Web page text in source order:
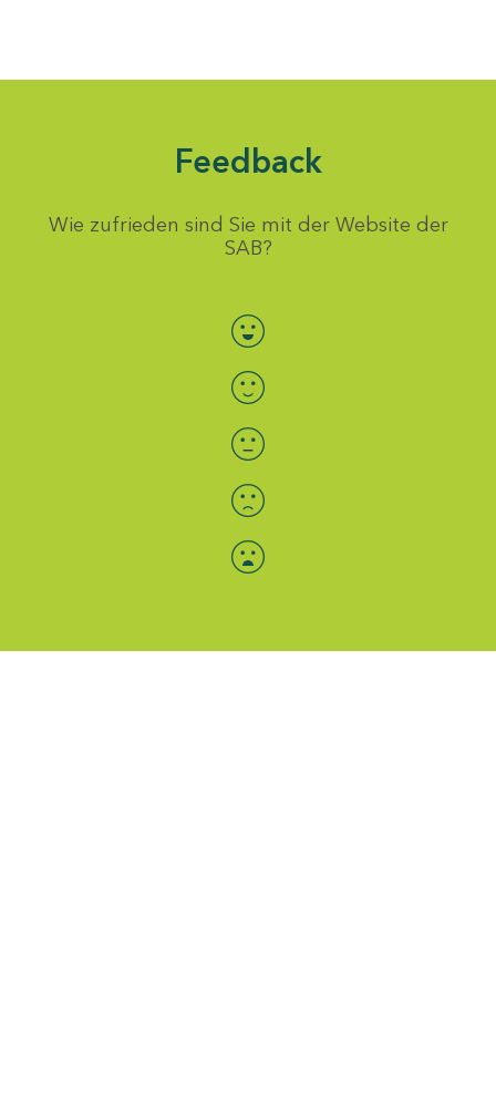
Feedback
Wie zufrieden sind Sie mit der Website der
SAB?
Bewertung auswählen